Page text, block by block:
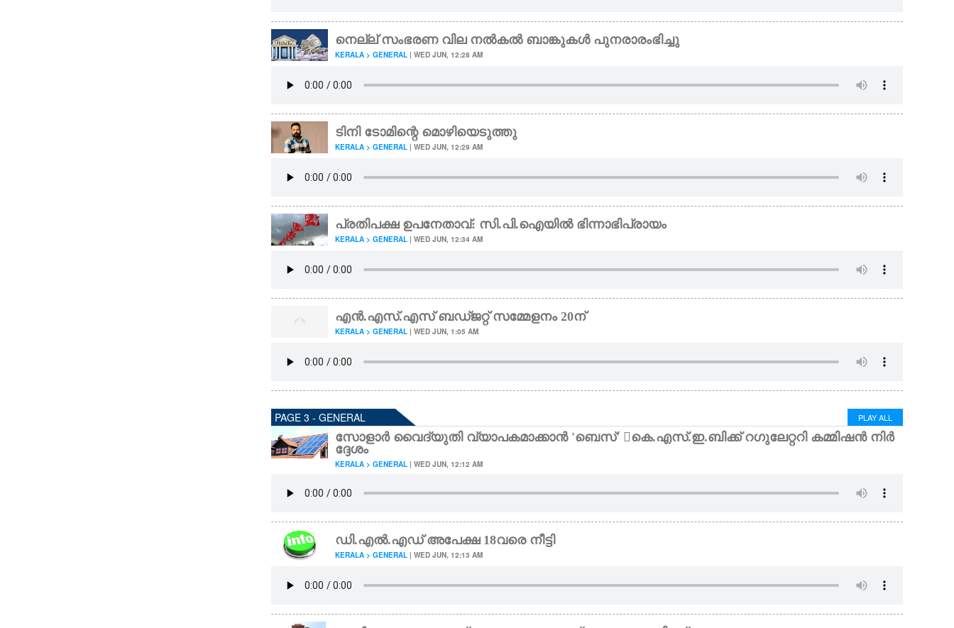
നെല്ല് സംഭരണ വില നൽകൽ ബാങ്കുകൾ പുനരാരംഭിച്ചു
KERALA > GENERAL| WED JUN, 12:28 AM
ടിനി ടോമിന്റെ മൊഴിയെടുത്തു
KERALA > GENERAL| WED JUN, 12:29 AM
പ്രതിപക്ഷ ഉപനേതാവ്: സി.പി.ഐയിൽ ഭിന്നാഭിപ്രായം
KERALA > GENERAL| WED JUN, 12:34 AM
എൻ.എസ്.എസ് ബഡ്ജറ്റ് സമ്മേളനം 20ന്
KERALA > GENERAL| WED JUN, 1:05 AM
PAGE 3 - GENERAL PLAY ALL
സോളാർ വൈദ്യുതി വ്യാപകമാക്കാൻ 'ബെസ്' കെ.എസ്.ഇ.ബിക്ക് റഗുലേറ്ററി കമ്മിഷൻ നിർ
ദ്ദേശം
KERALA > GENERAL| WED JUN, 12:12 AM
ഡി.എൽ.എഡ് അപേക്ഷ 18വരെ നീട്ടി
KERALA > GENERAL| WED JUN, 12:13 AM